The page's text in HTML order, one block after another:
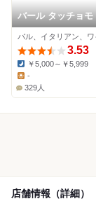
バール タッチョモ
3.53
Dinner:
￥5,000～￥5,999
-
329人
店舗情報（詳細）